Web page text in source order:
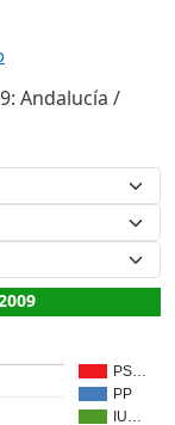
Andalucía /
PS…
PP
IU…